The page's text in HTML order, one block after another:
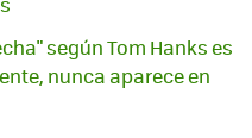
según Tom Hanks es
nunca aparece en